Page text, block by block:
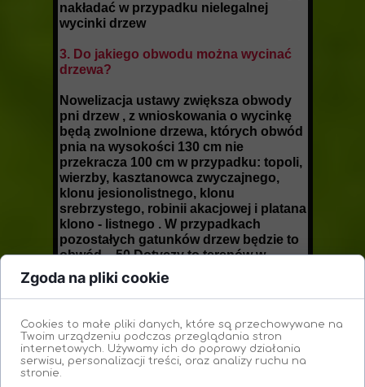
nakładać w przypadku nielegalnej
wycinki drzew
3. Do jakiego obwodu można wycinać
drzewa?
Nowelizacja ustawy zwiększa obwody
pni drzew , z wnioskowania o wycinkę
będą zwolnione drzewa, których obwód
pnia na wysokości 130 cm nie
przekracza 100 cm w przypadku: topoli,
wierzby, kasztanowca zwyczajnego,
klonu jesionolistnego, klonu
srebrzystego, robinii akacjowej i platana
klono - listnego . W przypadkach
pozostałych gatunków drzew będzie to
obwód – 50 Dotyczy to terenów w
których osoba prywatna nie jest
właścicielem działki a jedynie
właścicielem wieczystym
Zgoda na pliki cookie
Cookies to małe pliki danych, które są przechowywane na
Twoim urządzeniu podczas przeglądania stron
internetowych. Używamy ich do poprawy działania
serwisu, personalizacji treści, oraz analizy ruchu na
stronie.